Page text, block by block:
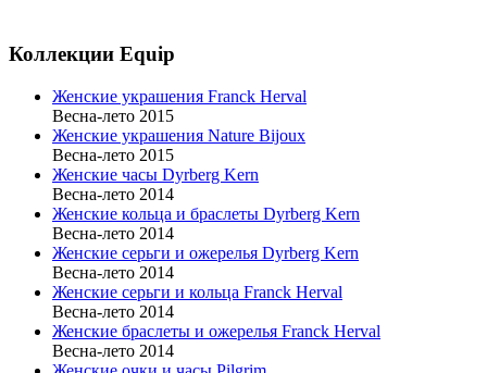
Коллекции Equip
Женские украшения Franck Herval
Весна-лето 2015
Женские украшения Nature Bijoux
Весна-лето 2015
Женские часы Dyrberg Kern
Весна-лето 2014
Женские кольца и браслеты Dyrberg Kern
Весна-лето 2014
Женские серьги и ожерелья Dyrberg Kern
Весна-лето 2014
Женские серьги и кольца Franck Herval
Весна-лето 2014
Женские браслеты и ожерелья Franck Herval
Весна-лето 2014